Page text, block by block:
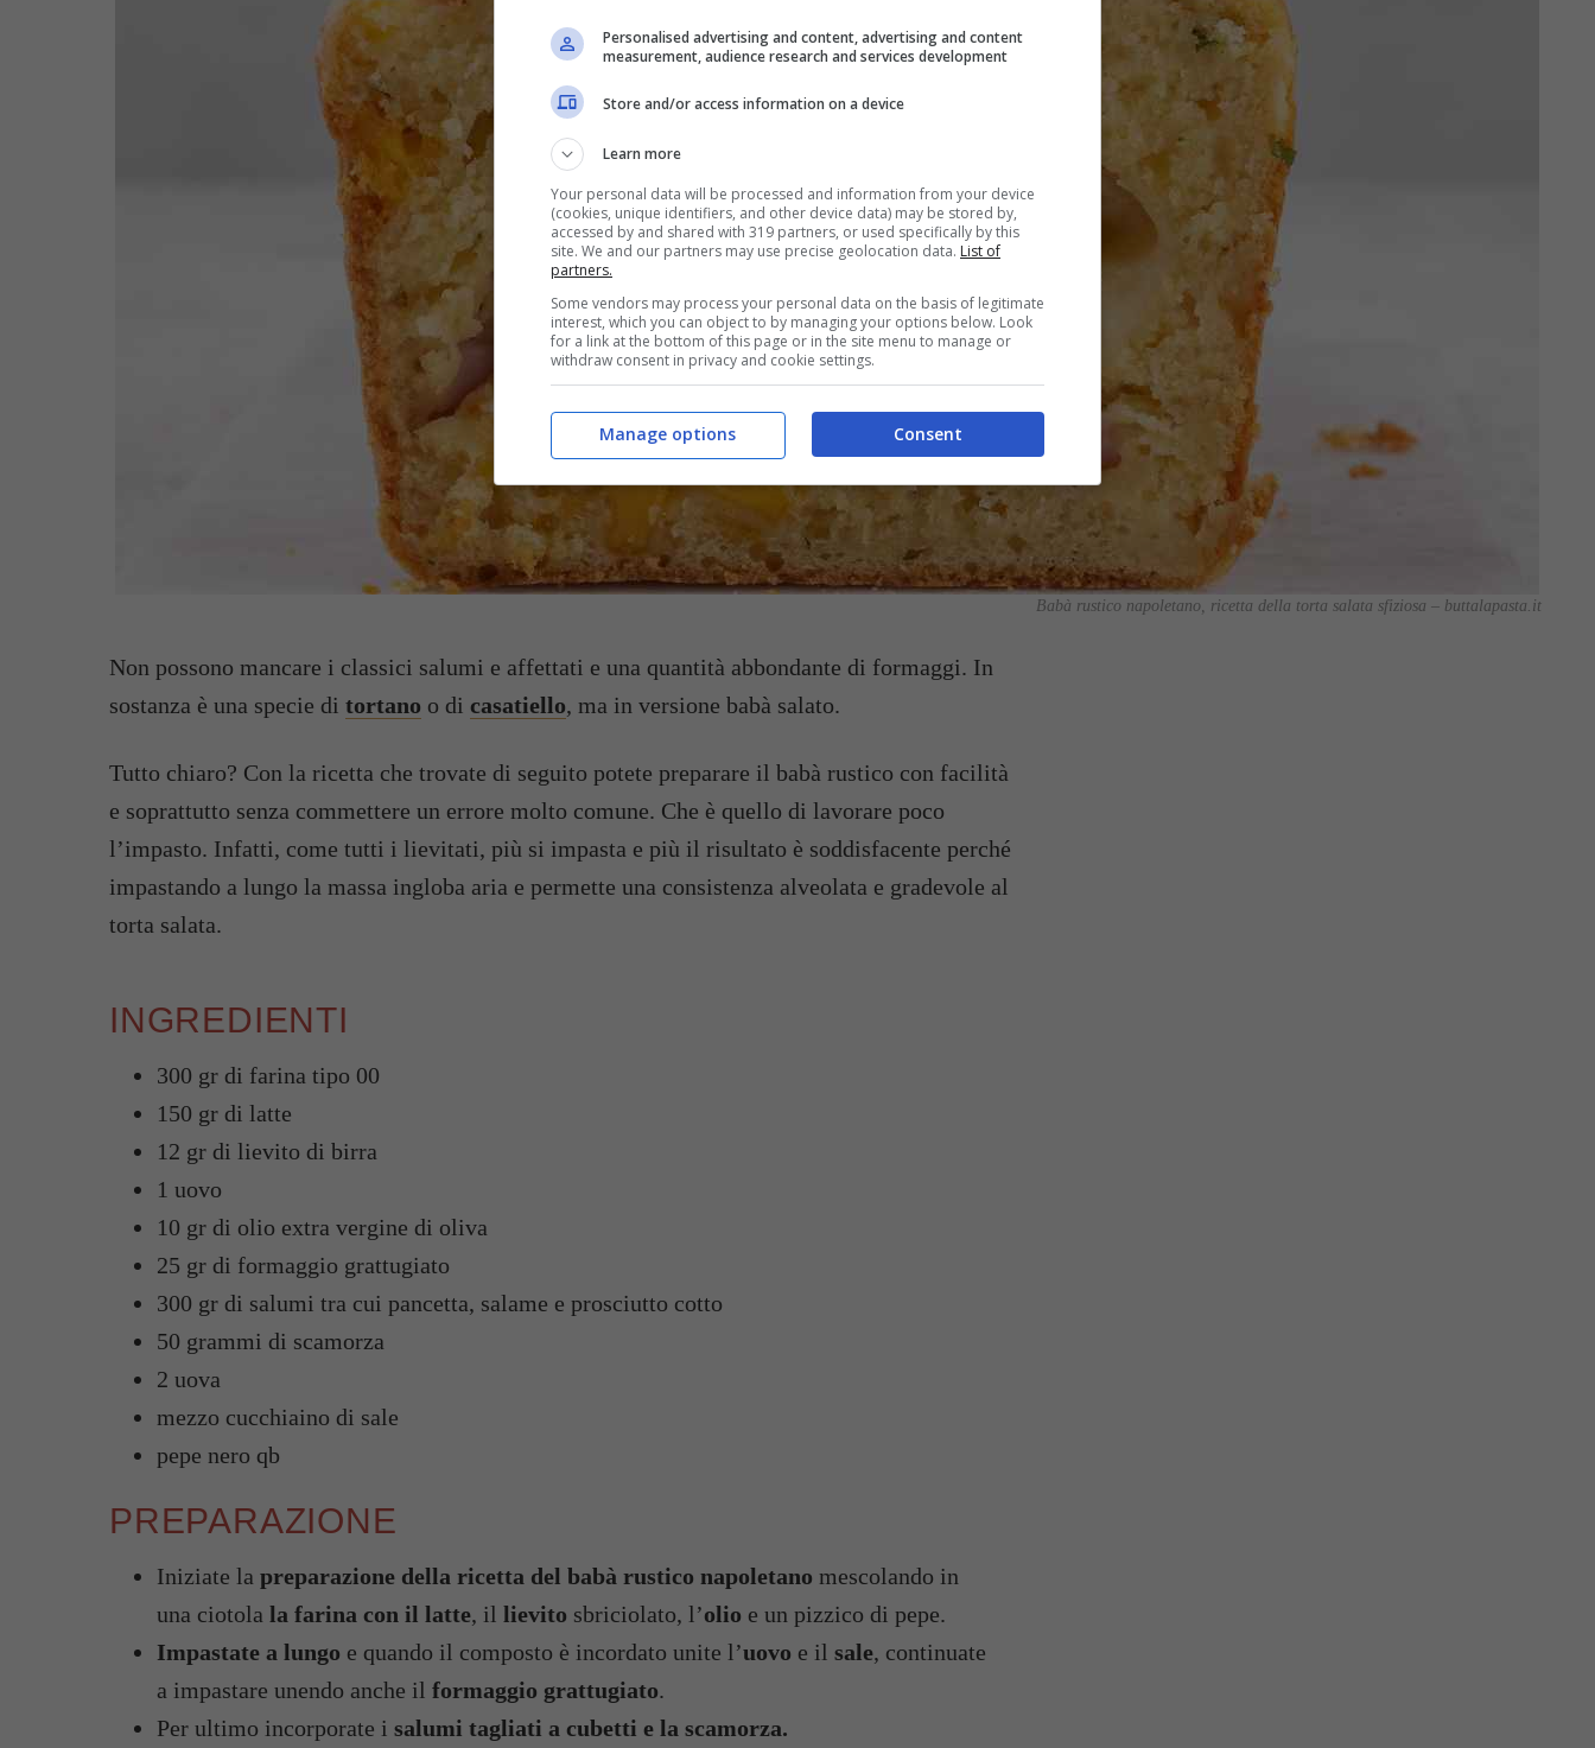
Babà rustico napoletano, ricetta della torta salata sfiziosa – buttalapasta.it
Non possono mancare i classici salumi e affettati e una quantità abbondante di formaggi. In
sostanza è una specie di tortano o di casatiello, ma in versione babà salato.
Tutto chiaro? Con la ricetta che trovate di seguito potete preparare il babà rustico con facilità
e soprattutto senza commettere un errore molto comune. Che è quello di lavorare poco
l’impasto. Infatti, come tutti i lievitati, più si impasta e più il risultato è soddisfacente perché
impastando a lungo la massa ingloba aria e permette una consistenza alveolata e gradevole al
torta salata.
INGREDIENTI
300 gr di farina tipo 00
150 gr di latte
12 gr di lievito di birra
1 uovo
10 gr di olio extra vergine di oliva
25 gr di formaggio grattugiato
300 gr di salumi tra cui pancetta, salame e prosciutto cotto
50 grammi di scamorza
2 uova
mezzo cucchiaino di sale
pepe nero qb
PREPARAZIONE
Iniziate la preparazione della ricetta del babà rustico napoletano mescolando in
una ciotola la farina con il latte, il lievito sbriciolato, l’olio e un pizzico di pepe.
Impastate a lungo e quando il composto è incordato unite l’uovo e il sale, continuate
a impastare unendo anche il formaggio grattugiato.
Per ultimo incorporate i salumi tagliati a cubetti e la scamorza.
Personalised advertising and content, advertising and content
measurement, audience research and services development
Store and/or access information on a device
Learn more
Your personal data will be processed and information from your device
(cookies, unique identifiers, and other device data) may be stored by,
accessed by and shared with 319 partners, or used specifically by this
site. We and our partners may use precise geolocation data. List of
partners.
Some vendors may process your personal data on the basis of legitimate
interest, which you can object to by managing your options below. Look
for a link at the bottom of this page or in the site menu to manage or
withdraw consent in privacy and cookie settings.
Consent
Manage options